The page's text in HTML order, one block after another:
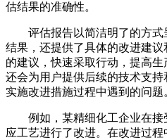
估结果的准确性。
评估报告以简洁明了的方
结果，还提供了具体的改进建
的建议，快速采取行动，提高
还会为用户提供后续的技术支
实施改进措施过程中遇到的问题
例如，某精细化工企业在
应工艺进行了改进。在改进过